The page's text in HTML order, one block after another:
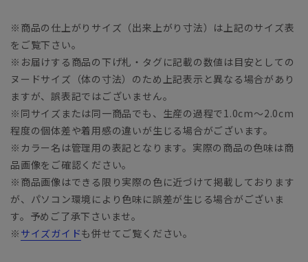
※商品の仕上がりサイズ（出来上がり寸法）は上記のサイズ表
をご覧下さい。
※お届けする商品の下げ札・タグに記載の数値は目安としての
ヌードサイズ（体の寸法）のため上記表示と異なる場合があり
ますが、誤表記ではございません。
※同サイズまたは同一商品でも、生産の過程で1.0cm～2.0cm
程度の個体差や着用感の違いが生じる場合がございます。
※カラー名は管理用の表記となります。実際の商品の色味は商
品画像をご確認ください。
※商品画像はできる限り実際の色に近づけて掲載しております
が、パソコン環境により色味に誤差が生じる場合がございま
す。予めご了承下さいませ。
※ サイズガイドも併せてご覧ください。